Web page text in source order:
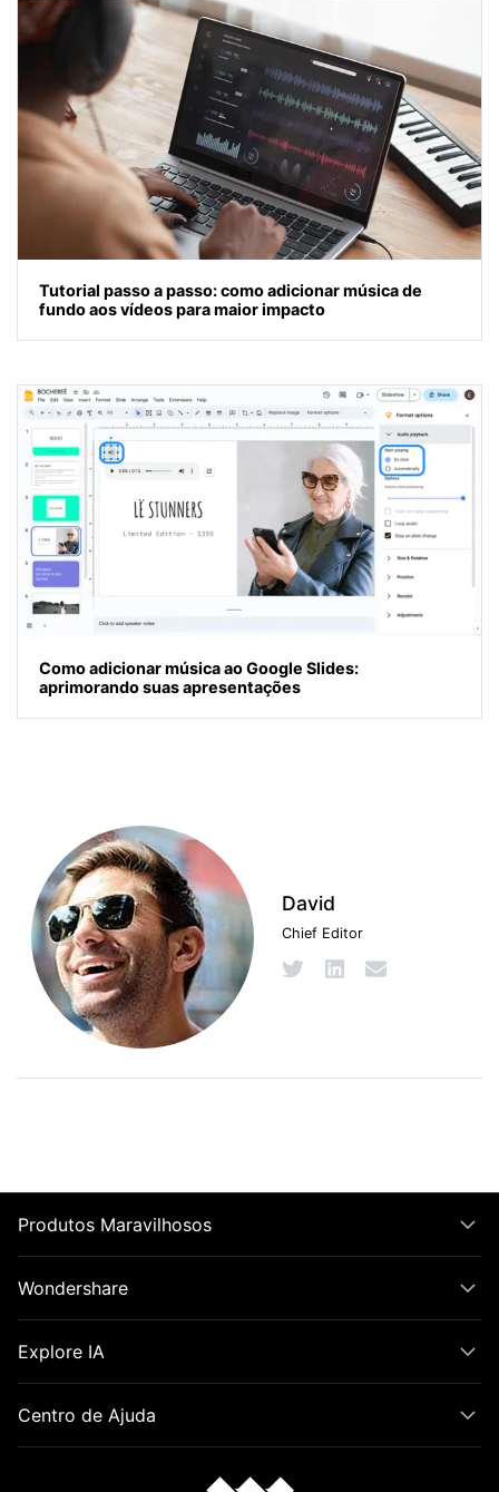
Tutorial passo a passo: como adicionar música de
fundo aos vídeos para maior impacto
Como adicionar música ao Google Slides:
aprimorando suas apresentações
David
Chief Editor
Produtos Maravilhosos
Wondershare
Explore IA
Centro de Ajuda